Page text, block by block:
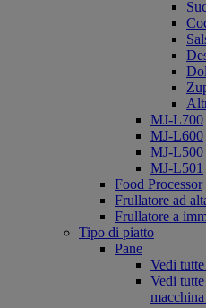
MJ-L700
MJ-L600
MJ-L500
MJ-L501
Food Processor
Frullatore ad
Frullatore a
Tipo di piatto
Pane
Vedi
Vedi